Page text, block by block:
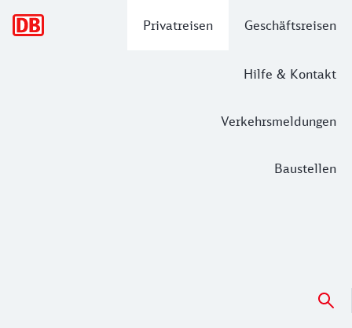
Privatreisen Geschäftsreisen
Hilfe & Kontakt
Verkehrsmeldungen
Baustellen